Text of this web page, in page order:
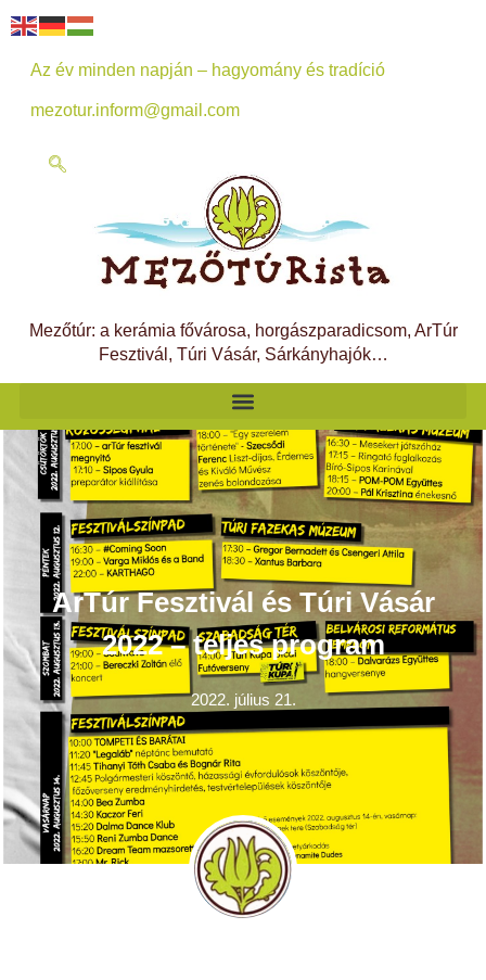
Az év minden napján – hagyomány és tradíció
mezotur.inform@gmail.com
Mezőtúr: a kerámia fővárosa, horgászparadicsom, ArTúr
Fesztivál, Túri Vásár, Sárkányhajók…
ArTúr Fesztivál és Túri Vásár
2022 – teljes program
2022. július 21.